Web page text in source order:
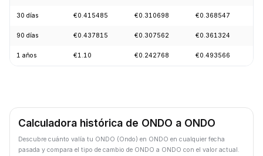
30 días €0.415485 €0.310698 €0.368547
90 días €0.437815 €0.307562 €0.361324
1 años €1.10 €0.242768 €0.493566
Calculadora histórica de ONDO a ONDO
Descubre cuánto valía tu ONDO (Ondo) en ONDO en cualquier fecha
pasada y compara el tipo de cambio de ONDO a ONDO con el valor actual.